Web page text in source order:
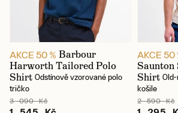
AKCE 50 % Barbour
Harworth Tailored Polo
Shirt Odstínově vzorované polo
tričko
3 090 Kč
AKCE 50
Saunton
Shirt
košile
2 590 Kč